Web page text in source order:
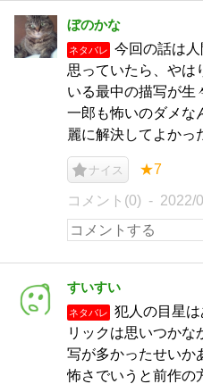
ぼのかな
ネタバレ
今回の話は
思っていたら、やは
いる最中の描写が生
一郎も怖いのダメな
麗に解決してよかっ
ナイス ★7
コメント(0) 2022/
すいすい
ネタバレ
犯人の目星
リックは思いつかな
写が多かったせいか
怖さでいうと前作の